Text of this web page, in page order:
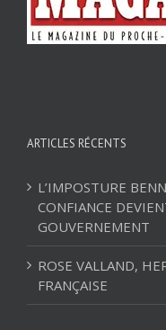
ARTICLES RÉCENTS
L’IMPOSTURE
CONFIANCE
GOUVERNEMENT
ROSE VALLAND,
FRANÇAISE